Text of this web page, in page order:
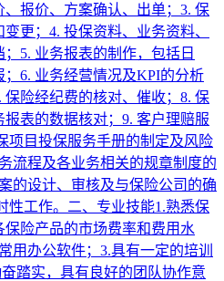
报价、方案确认、出单；3. 保
更；4. 投保资料、业务资料、
5. 业务报表的制作，包括日
6. 业务经营情况及KPI的分析
保险经纪费的核对、催收；8. 保
报表的数据核对；9. 客户理赔服
项目投保服务手册的制定及风险
流程及各业务相关的规章制度的
的设计、审核及与保险公司的确
性工作。二、专业技能1.熟悉保
保险产品的市场费率和费用水
用办公软件；3.具有一定的培训
踏实，具有良好的团队协作意